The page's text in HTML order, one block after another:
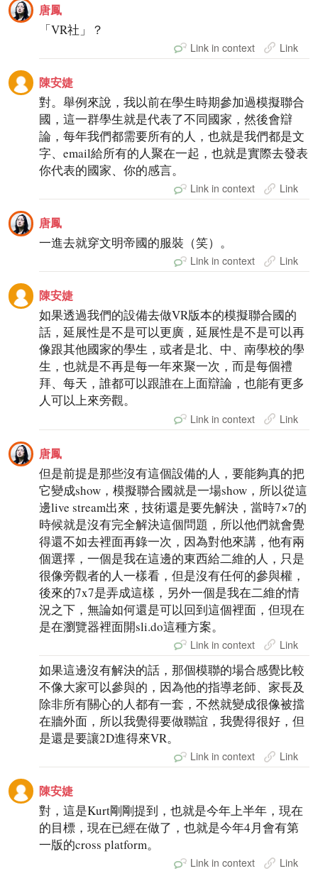
唐鳳
「VR社」？
Link in context Link
陳安婕
對。舉例來說，我以前在學生時期參加過模擬聯合
國，這一群學生就是代表了不同國家，然後會辯
論，每年我們都需要所有的人，也就是我們都是文
字、email給所有的人聚在一起，也就是實際去發表
你代表的國家、你的感言。
Link in context Link
唐鳳
一進去就穿文明帝國的服裝（笑）。
Link in context Link
陳安婕
如果透過我們的設備去做VR版本的模擬聯合國的
話，延展性是不是可以更廣，延展性是不是可以再
像跟其他國家的學生，或者是北、中、南學校的學
生，也就是不再是每一年來聚一次，而是每個禮
拜、每天，誰都可以跟誰在上面辯論，也能有更多
人可以上來旁觀。
Link in context Link
唐鳳
但是前提是那些沒有這個設備的人，要能夠真的把
它變成show，模擬聯合國就是一場show，所以從這
邊live stream出來，技術還是要先解決，當時7×7的
時候就是沒有完全解決這個問題，所以他們就會覺
得還不如去裡面再錄一次，因為對他來講，他有兩
個選擇，一個是我在這邊的東西給二維的人，只是
很像旁觀者的人一樣看，但是沒有任何的參與權，
後來的7x7是弄成這樣，另外一個是我在二維的情
況之下，無論如何還是可以回到這個裡面，但現在
是在瀏覽器裡面開sli.do這種方案。
Link in context Link
如果這邊沒有解決的話，那個模聯的場合感覺比較
不像大家可以參與的，因為他的指導老師、家長及
除非所有關心的人都有一套，不然就變成很像被擋
在牆外面，所以我覺得要做聯誼，我覺得很好，但
是還是要讓2D進得來VR。
Link in context Link
陳安婕
對，這是Kurt剛剛提到，也就是今年上半年，現在
的目標，現在已經在做了，也就是今年4月會有第
一版的cross platform。
Link in context Link